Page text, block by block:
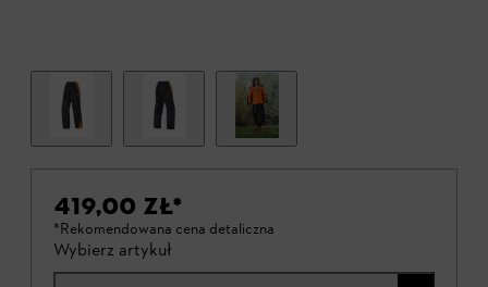
419,00 ZŁ*
*Rekomendowana cena detaliczna
Wybierz artykuł